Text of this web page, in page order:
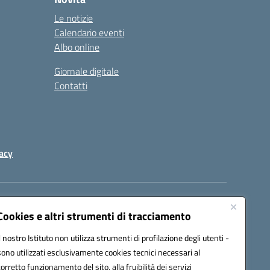
e altri strumenti di tracciamento
nostro Istituto non utilizza strumenti di profilazione degli utenti -
utilizzati esclusivamente cookies tecnici necessari al
funzionamento del sito, alla fruibilità dei servizi
Le notizie
Calendario eventi
Albo online
Giornale digitale
Contatti
certificata (PEC): peic82000d@pec.istruzione.it